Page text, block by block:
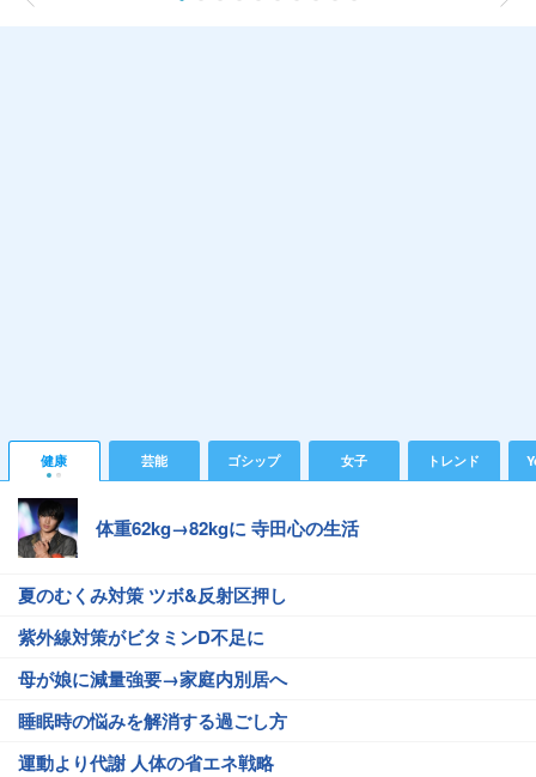
健康 芸能 ゴシップ 女子 トレンド
体重62kg→82kgに 寺田心の生活
夏のむくみ対策 ツボ&反射区押し
紫外線対策がビタミンD不足に
母が娘に減量強要→家庭内別居へ
睡眠時の悩みを解消する過ごし方
運動より代謝 人体の省エネ戦略